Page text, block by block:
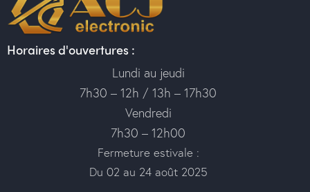
Horaires d'ouvertures :
Lundi au jeudi
7h30 – 12h / 13h – 17h30
Vendredi
7h30 – 12h00
Fermeture estivale :
Du 02 au 24 août 2025